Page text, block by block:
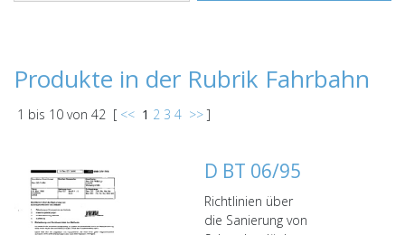
Produkte in der Rubrik Fahrbahn
1 bis 10 von 42 [ << 1 2 3 4 >>]
D BT 06/95
Richtlinien über
die Sanierung von